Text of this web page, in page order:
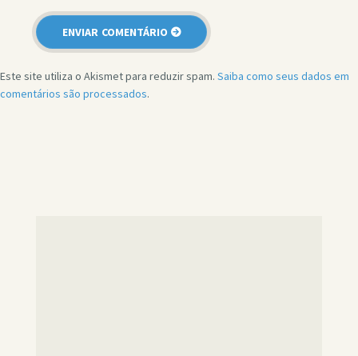
Este site utiliza o Akismet para reduzir spam. Saiba como seus dados em
comentários são processados.